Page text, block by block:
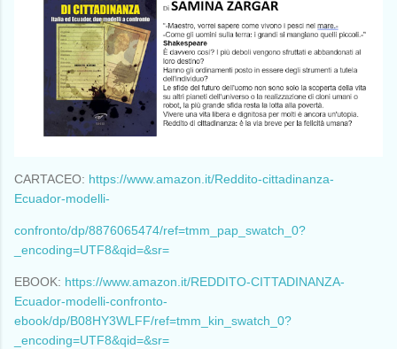
CARTACEO: https://www.amazon.it/Reddito-cittadinanza-
Ecuador-modelli-
confronto/dp/8876065474/ref=tmm_pap_swatch_0?
_encoding=UTF8&qid=&sr=
EBOOK: https://www.amazon.it/REDDITO-CITTADINANZA-
Ecuador-modelli-confronto-
ebook/dp/B08HY3WLFF/ref=tmm_kin_swatch_0?
_encoding=UTF8&qid=&sr=